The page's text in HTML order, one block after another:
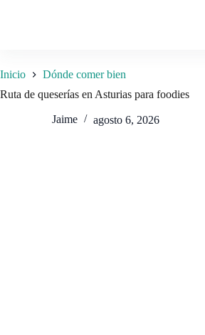
Inicio
Dónde comer bien
Ruta de queserías en Asturias para foodies
Jaime agosto 6, 2026